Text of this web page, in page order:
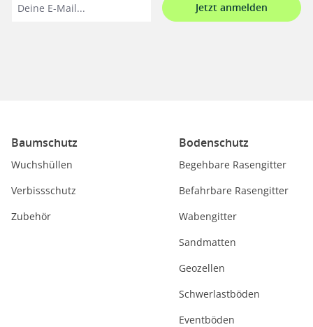
Jetzt anmelden
Baumschutz
Wuchshüllen
Verbissschutz
Zubehör
Bodenschutz
Begehbare Rasengitter
Befahrbare Rasengitter
Wabengitter
Sandmatten
Geozellen
Schwerlastböden
Eventböden